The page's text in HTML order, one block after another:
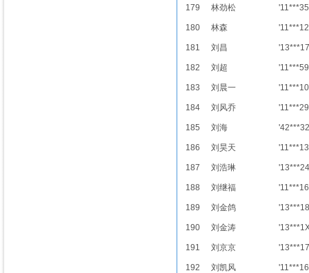
179 林劲松 '11***35
180 林森 '11***12
181 刘昌 '13***17
182 刘超 '11***59
183 刘晨一 '11***10
184 刘风乔 '11***29
185 刘海 '42***32
186 刘昊天 '11***13
187 刘浩琳 '13***24
188 刘继福 '11***16
189 刘金鸽 '13***18
190 刘金涛
191 刘京京 '13***17
192 刘凯风 '11***16